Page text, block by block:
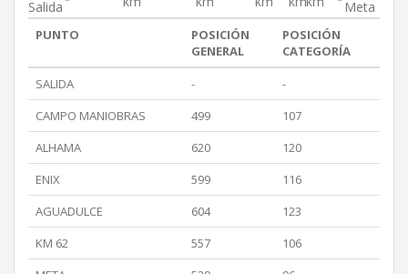
Salida Meta
PUNTO
POSICIÓN
GENERAL
POSICIÓN
CATEGORÍA
SALIDA
-
-
CAMPO MANIOBRAS
499
107
ALHAMA
620
120
ENIX
599
116
AGUADULCE
604
123
KM 62
557
106